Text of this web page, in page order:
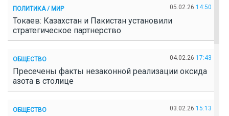
ПОЛИТИКА / МИР 05.02.26 14:50
Токаев: Казахстан и Пакистан установили
стратегическое партнерство
ОБЩЕСТВО 04.02.26 17:43
Пресечены факты незаконной реализации оксида
азота в столице
ОБЩЕСТВО 03.02.26 15:13